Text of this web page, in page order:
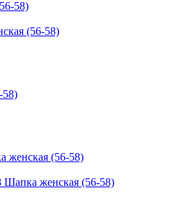
(56-58)
58)
Шапка женская (56-58)